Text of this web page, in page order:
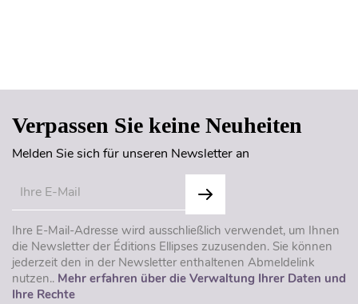
Verpassen Sie keine Neuheiten
Melden Sie sich für unseren Newsletter an
Ihre E-Mail-Adresse wird ausschließlich verwendet, um Ihnen
die Newsletter der Éditions Ellipses zuzusenden. Sie können
jederzeit den in der Newsletter enthaltenen Abmeldelink
nutzen.. Mehr erfahren über die Verwaltung Ihrer Daten und
Ihre Rechte